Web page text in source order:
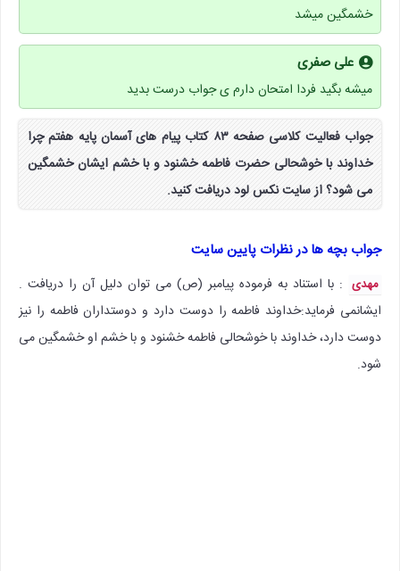
خشمگین میشد
علی صفری
میشه بگید فردا امتحان دارم ی جواب درست بدید
جواب فعالیت کلاسی صفحه ۸۳ کتاب پیام های آسمان پایه هفتم چرا
خداوند با خوشحالی حضرت فاطمه خشنود و با خشم ایشان خشمگین
می شود؟ از سایت نکس لود دریافت کنید.
جواب بچه ها در نظرات پایین سایت
مهدی : با استناد به فرموده پیامبر (ص) می توان دلیل آن را دریافت .
ایشانمی فرماید:خداوند فاطمه را دوست دارد و دوستداران فاطمه را نیز
دوست دارد، خداوند با خوشحالی فاطمه خشنود و با خشم او خشمگین می
شود.